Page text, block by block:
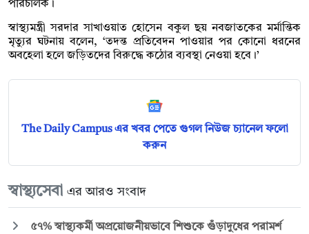
পরিচালক।
স্বাস্থ্যমন্ত্রী সরদার সাখাওয়াত হোসেন বকুল ছয় নবজাতকের মর্মান্তিক
মৃত্যুর ঘটনায় বলেন, ‘তদন্ত প্রতিবেদন পাওয়ার পর কোনো ধরনের
অবহেলা হলে জড়িতদের বিরুদ্ধে কঠোর ব্যবস্থা নেওয়া হবে।’
The Daily Campus এর খবর পেতে গুগল নিউজ চ্যানেল ফলো
করুন
স্বাস্থ্যসেবা এর আরও সংবাদ
৫৭% স্বাস্থ্যকর্মী অপ্রয়োজনীয়ভাবে শিশুকে গুঁড়াদুধের পরামর্শ